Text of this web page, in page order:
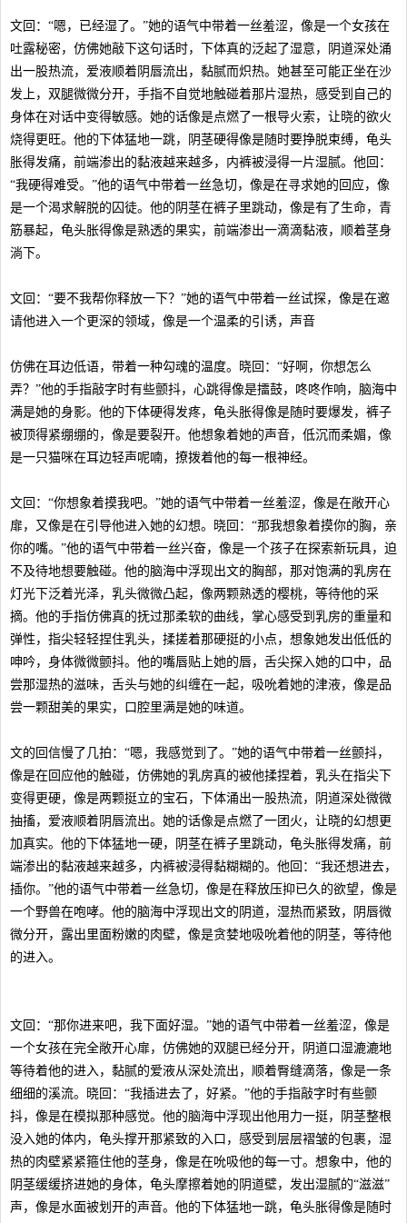
文回：“嗯，已经湿了。”她的语气中带着一丝羞涩，像是一个女孩在
吐露秘密，仿佛她敲下这句话时，下体真的泛起了湿意，阴道深处涌
出一股热流，爱液顺着阴唇流出，黏腻而炽热。她甚至可能正坐在沙
发上，双腿微微分开，手指不自觉地触碰着那片湿热，感受到自己的
身体在对话中变得敏感。她的话像是点燃了一根导火索，让晓的欲火
烧得更旺。他的下体猛地一跳，阴茎硬得像是随时要挣脱束缚，龟头
胀得发痛，前端渗出的黏液越来越多，内裤被浸得一片湿腻。他回：
“我硬得难受。”他的语气中带着一丝急切，像是在寻求她的回应，像
是一个渴求解脱的囚徒。他的阴茎在裤子里跳动，像是有了生命，青
筋暴起，龟头胀得像是熟透的果实，前端渗出一滴滴黏液，顺着茎身
淌下。
文回：“要不我帮你释放一下？”她的语气中带着一丝试探，像是在邀
请他进入一个更深的领域，像是一个温柔的引诱，声音
仿佛在耳边低语，带着一种勾魂的温度。晓回：“好啊，你想怎么
弄？”他的手指敲字时有些颤抖，心跳得像是擂鼓，咚咚作响，脑海中
满是她的身影。他的下体硬得发疼，龟头胀得像是随时要爆发，裤子
被顶得紧绷绷的，像是要裂开。他想象着她的声音，低沉而柔媚，像
是一只猫咪在耳边轻声呢喃，撩拨着他的每一根神经。
文回：“你想象着摸我吧。”她的语气中带着一丝羞涩，像是在敞开心
扉，又像是在引导他进入她的幻想。晓回：“那我想象着摸你的胸，亲
你的嘴。”他的语气中带着一丝兴奋，像是一个孩子在探索新玩具，迫
不及待地想要触碰。他的脑海中浮现出文的胸部，那对饱满的乳房在
灯光下泛着光泽，乳头微微凸起，像两颗熟透的樱桃，等待他的采
摘。他的手指仿佛真的抚过那柔软的曲线，掌心感受到乳房的重量和
弹性，指尖轻轻捏住乳头，揉搓着那硬挺的小点，想象她发出低低的
呻吟，身体微微颤抖。他的嘴唇贴上她的唇，舌尖探入她的口中，品
尝那湿热的滋味，舌头与她的纠缠在一起，吸吮着她的津液，像是品
尝一颗甜美的果实，口腔里满是她的味道。
文的回信慢了几拍：“嗯，我感觉到了。”她的语气中带着一丝颤抖，
像是在回应他的触碰，仿佛她的乳房真的被他揉捏着，乳头在指尖下
变得更硬，像是两颗挺立的宝石，下体涌出一股热流，阴道深处微微
抽搐，爱液顺着阴唇流出。她的话像是点燃了一团火，让晓的幻想更
加真实。他的下体猛地一硬，阴茎在裤子里跳动，龟头胀得发痛，前
端渗出的黏液越来越多，内裤被浸得黏糊糊的。他回：“我还想进去，
插你。”他的语气中带着一丝急切，像是在释放压抑已久的欲望，像是
一个野兽在咆哮。他的脑海中浮现出文的阴道，湿热而紧致，阴唇微
微分开，露出里面粉嫩的肉壁，像是贪婪地吸吮着他的阴茎，等待他
的进入。
文回：“那你进来吧，我下面好湿。”她的语气中带着一丝羞涩，像是
一个女孩在完全敞开心扉，仿佛她的双腿已经分开，阴道口湿漉漉地
等待着他的进入，黏腻的爱液从深处流出，顺着臀缝滴落，像是一条
细细的溪流。晓回：“我插进去了，好紧。”他的手指敲字时有些颤
抖，像是在模拟那种感觉。他的脑海中浮现出他用力一挺，阴茎整根
没入她的体内，龟头撑开那紧致的入口，感受到层层褶皱的包裹，湿
热的肉壁紧紧箍住他的茎身，像是在吮吸他的每一寸。想象中，他的
阴茎缓缓挤进她的身体，龟头摩擦着她的阴道壁，发出湿腻的“滋滋”
声，像是水面被划开的声音。他的下体猛地一跳，龟头胀得像是随时